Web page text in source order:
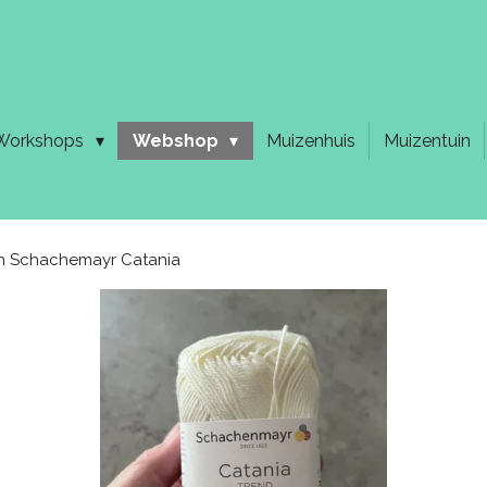
Webshop Muizenhuis Muizentuin
Schachemayr Catania